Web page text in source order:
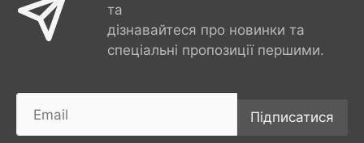
та
дізнавайтеся про новинки та
спеціальні пропозиції першими.
Підписатися